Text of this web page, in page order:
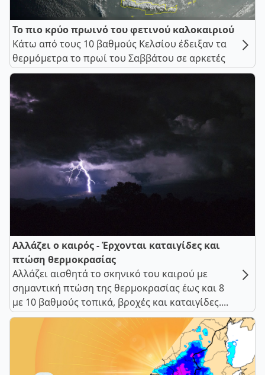
Το πιο κρύο πρωινό του φετινού καλοκαιριού
Κάτω από τους 10 βαθμούς Κελσίου έδειξαν τα
θερμόμετρα το πρωί του Σαββάτου σε αρκετές
Αλλάζει ο καιρός - Έρχονται καταιγίδες και
πτώση θερμοκρασίας
Αλλάζει αισθητά το σκηνικό του καιρού με
σημαντική πτώση της θερμοκρασίας έως και 8
με 10 βαθμούς τοπικά, βροχές και καταιγίδες....